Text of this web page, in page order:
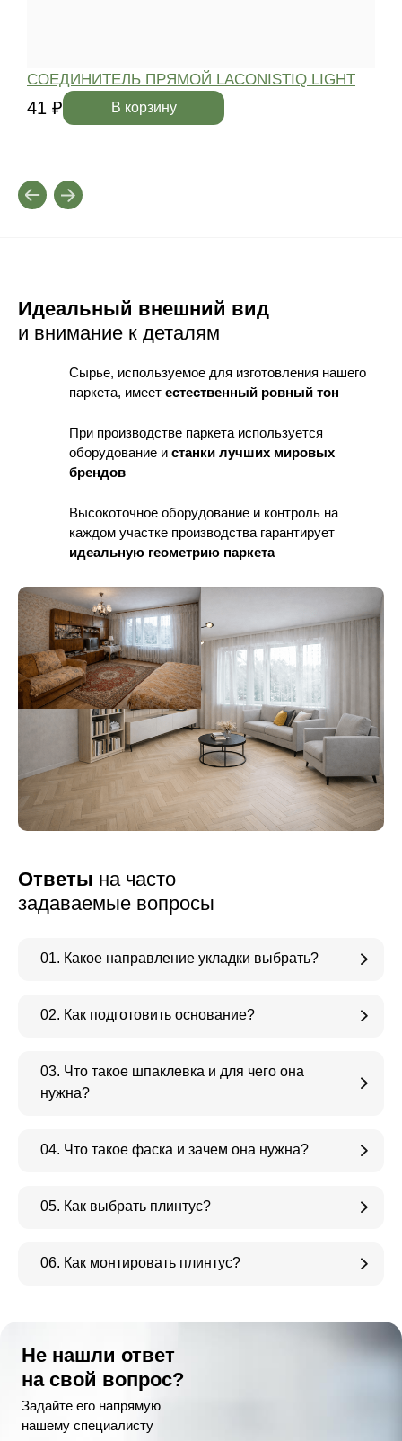
СОЕДИНИТЕЛЬ ПРЯМОЙ LACONISTIQ LIGHT
41 ₽ В корзину
Идеальный внешний вид
и внимание к деталям
Сырье, используемое для изготовления нашего
паркета, имеет естественный ровный тон
При производстве паркета используется
оборудование и станки лучших мировых
брендов
Высокоточное оборудование и контроль на
каждом участке производства гарантирует
идеальную геометрию паркета
Ответы на часто
задаваемые вопросы
01. Какое направление укладки выбрать?
02. Как подготовить основание?
03. Что такое шпаклевка и для чего она
нужна?
04. Что такое фаска и зачем она нужна?
05. Как выбрать плинтус?
06. Как монтировать плинтус?
Не нашли ответ
на свой вопрос?
Задайте его напрямую
нашему специалисту